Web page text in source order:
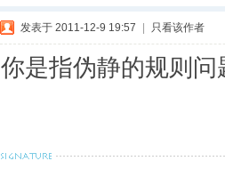
发表于 2011-12-9 19:57 只看该作者
你是指伪静的规则